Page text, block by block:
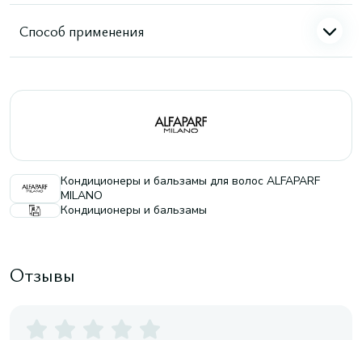
Способ применения
Кондиционеры и бальзамы для волос ALFAPARF
MILANO
Кондиционеры и бальзамы
Отзывы